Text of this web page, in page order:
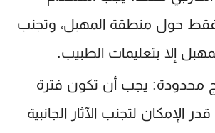
فقط حول منطقة المهبل، وتجنب
إلا بتعليمات الطبيب.
محدودة: يجب أن تكون فترة
الإمكان لتجنب الآثار الجانبية